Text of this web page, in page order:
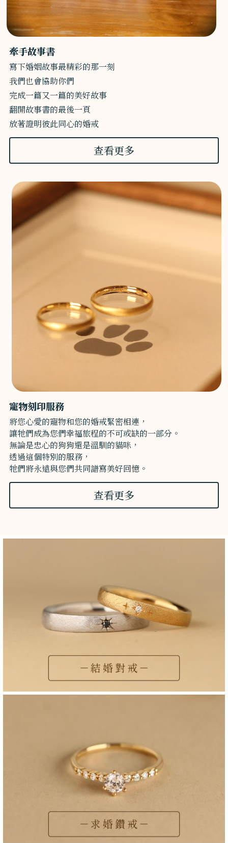
牽手故事書
寫下婚姻故事最精彩的那一刻
我們也會協助你們
完成一篇又一篇的美好故事
翻開故事書的最後一頁
放著證明彼此同心的婚戒
查看更多
寵物刻印服務
將您心愛的寵物和您的婚戒緊密相連，
讓牠們成為您們幸福旅程的不可或缺的一部分。
無論是忠心的狗狗還是溫馴的貓咪，
透過這個特別的服務，
牠們將永遠與您們共同譜寫美好回憶。
查看更多